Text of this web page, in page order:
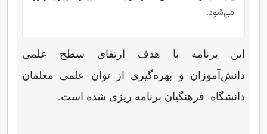
می‌شود.
این برنامه با هدف ارتقای سطح علمی
دانش‌آموزان و بهره‌گیری از توان علمی معلمان
دانشگاه فرهنگیان برنامه ریزی شده است.